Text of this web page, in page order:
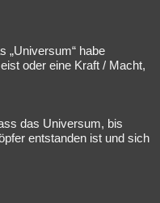
„Universum“ habe
oder eine Kraft / Macht,
das Universum, bis
entstanden ist und sich